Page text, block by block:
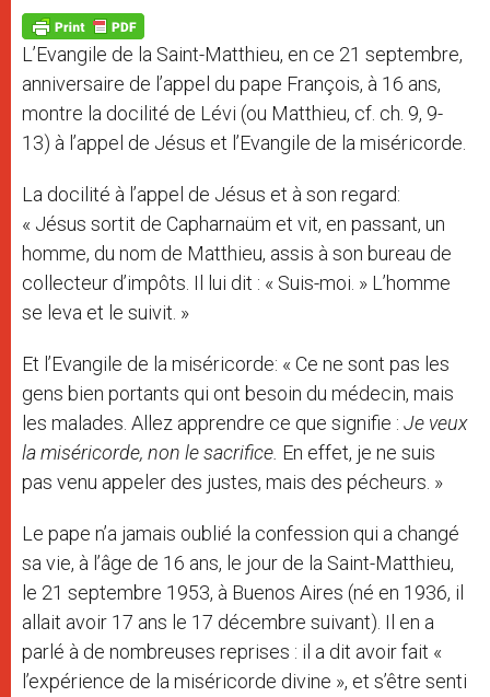
p
p
g
e
r
o
k
L’Evangile de la Saint-Matthieu, en ce 21 septembre,
anniversaire de l’appel du pape François, à 16 ans,
montre la docilité de Lévi (ou Matthieu, cf. ch. 9, 9-
13) à l’appel de Jésus et l’Evangile de la miséricorde.
La docilité à l’appel de Jésus et à son regard:
« Jésus sortit de Capharnaüm et vit, en passant, un
homme, du nom de Matthieu, assis à son bureau de
collecteur d’impôts. Il lui dit : « Suis-moi. » L’homme
se leva et le suivit. »
Et l’Evangile de la miséricorde: « Ce ne sont pas les
gens bien portants qui ont besoin du médecin, mais
les malades. Allez apprendre ce que signifie : Je veux
la miséricorde, non le sacrifice. En effet, je ne suis
pas venu appeler des justes, mais des pécheurs. »
Le pape n’a jamais oublié la confession qui a changé
sa vie, à l’âge de 16 ans, le jour de la Saint-Matthieu,
le 21 septembre 1953, à Buenos Aires (né en 1936, il
allait avoir 17 ans le 17 décembre suivant). Il en a
parlé à de nombreuses reprises : il a dit avoir fait «
l’expérience de la miséricorde divine », et s’être senti